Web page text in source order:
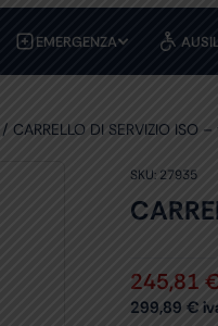
EMERGENZA
CARRELLO DI SERVIZIO ISO
SKU: 27935
245,81
299,89 €